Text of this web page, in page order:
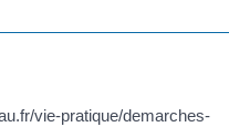
vie-pratique/demarches-